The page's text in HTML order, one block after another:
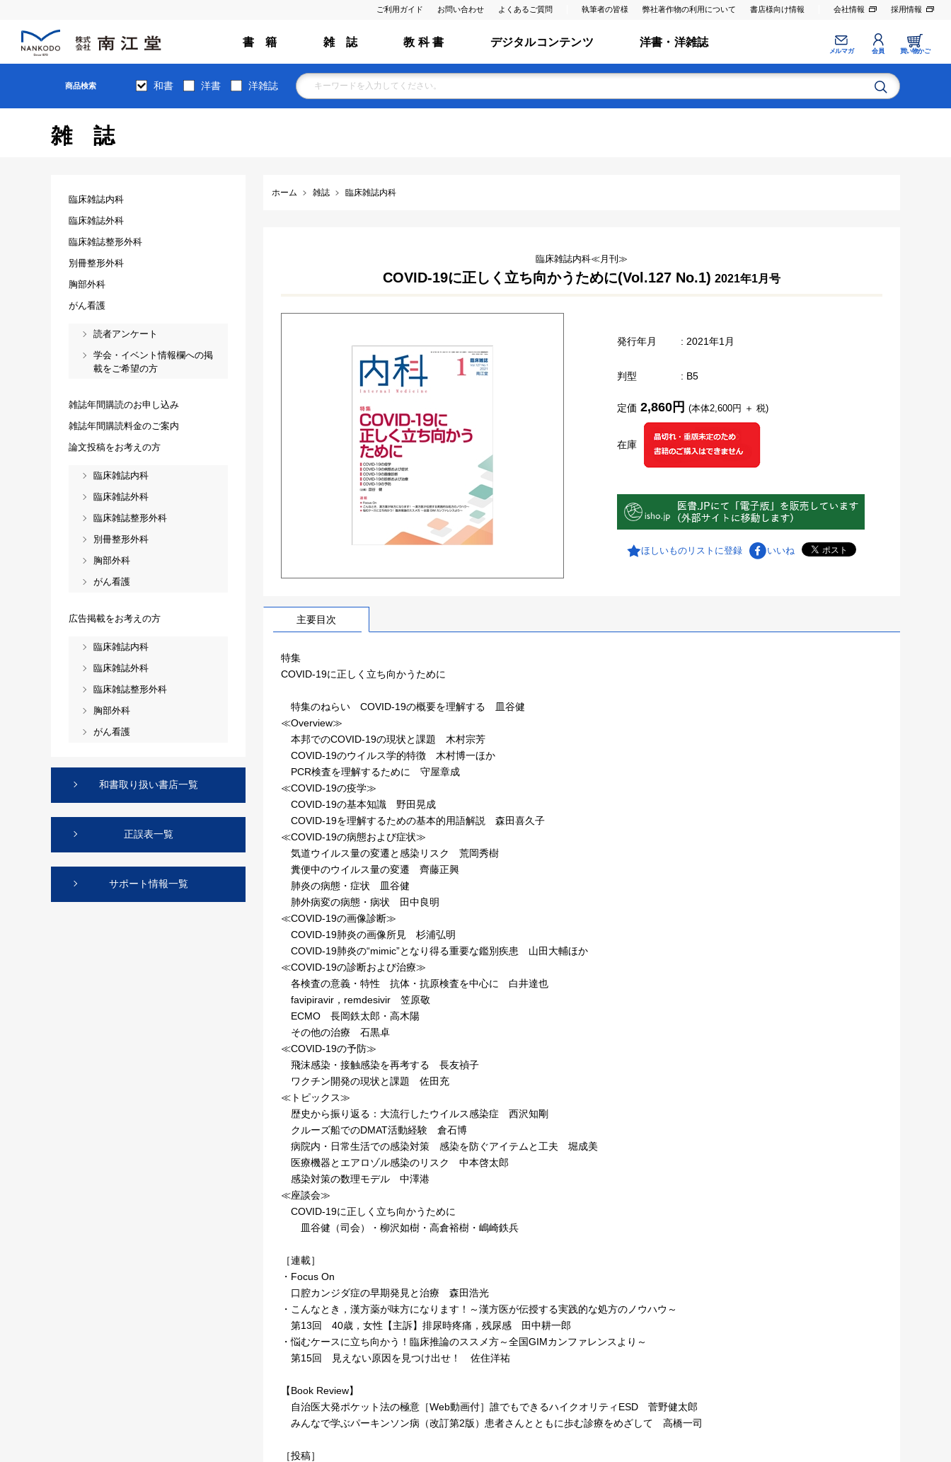
ご利用ガイド お問い合わせ よくあるご質問 執筆者の皆様 弊社著作物の利用について 書店様向け情報 会社情報 採用情報
書 籍 雑 誌 教 科 書 デジタルコンテンツ 洋書・洋雑誌
メルマガ 会員 買い物かご
商品検索 和書 洋書 洋雑誌
雑誌
ホーム 雑誌 臨床雑誌内科
臨床雑誌内科≪月刊≫
COVID-19に正しく立ち向かうために(Vol.127 No.1) 2021年1月号
発行年月 : 2021年1月
判型 : B5
在庫
定価 2,860円 (本体2,600円 ＋ 税)
ほしいものリストに登録 いいね
主要目次
特集
COVID-19に正しく立ち向かうために
特集のねらい COVID-19の概要を理解する 皿谷健
≪Overview≫
本邦でのCOVID-19の現状と課題 木村宗芳
COVID-19のウイルス学的特徴 木村博一ほか
PCR検査を理解するために 守屋章成
≪COVID-19の疫学≫
COVID-19の基本知識 野田晃成
COVID-19を理解するための基本的用語解説 森田喜久子
≪COVID-19の病態および症状≫
気道ウイルス量の変遷と感染リスク 荒岡秀樹
糞便中のウイルス量の変遷 齊藤正興
肺炎の病態・症状 皿谷健
肺外病変の病態・病状 田中良明
≪COVID-19の画像診断≫
COVID-19肺炎の画像所見 杉浦弘明
COVID-19肺炎の“mimic”となり得る重要な鑑別疾患 山田大輔ほか
≪COVID-19の診断および治療≫
各検査の意義・特性 抗体・抗原検査を中心に 白井達也
favipiravir，remdesivir 笠原敬
ECMO 長岡鉄太郎・高木陽
その他の治療 石黒卓
≪COVID-19の予防≫
飛沫感染・接触感染を再考する 長友禎子
ワクチン開発の現状と課題 佐田充
≪トピックス≫
歴史から振り返る：大流行したウイルス感染症 西沢知剛
クルーズ船でのDMAT活動経験 倉石博
病院内・日常生活での感染対策 感染を防ぐアイテムと工夫 堀成美
医療機器とエアロゾル感染のリスク 中本啓太郎
感染対策の数理モデル 中澤港
≪座談会≫
COVID-19に正しく立ち向かうために
皿谷健（司会）・柳沢如樹・高倉裕樹・嶋崎鉄兵
［連載］
・Focus On
口腔カンジダ症の早期発見と治療 森田浩光
・こんなとき，漢方薬が味方になります！～漢方医が伝授する実践的な処方のノウハウ～
第13回 40歳，女性【主訴】排尿時疼痛，残尿感 田中耕一郎
・悩むケースに立ち向かう！臨床推論のススメ方～全国GIMカンファレンスより～
第15回 見えない原因を見つけ出せ！ 佐住洋祐
【Book Review】
自治医大発ポケット法の極意［Web動画付］誰でもできるハイクオリティESD 菅野健太郎
みんなで学ぶパーキンソン病（改訂第2版）患者さんとともに歩む診療をめざして 高橋一司
［投稿］
臨床雑誌内科
臨床雑誌外科
臨床雑誌整形外科
別冊整形外科
胸部外科
がん看護
読者アンケート
学会・イベント情報欄への掲
載をご希望の方
雑誌年間購読のお申し込み
雑誌年間購読料金のご案内
論文投稿をお考えの方
臨床雑誌内科
臨床雑誌外科
臨床雑誌整形外科
別冊整形外科
胸部外科
がん看護
広告掲載をお考えの方
臨床雑誌内科
臨床雑誌外科
臨床雑誌整形外科
胸部外科
がん看護
和書取り扱い書店一覧
正誤表一覧
サポート情報一覧